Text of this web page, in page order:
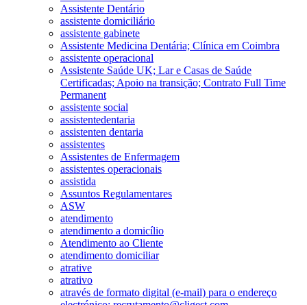
Assistente Dentário
assistente domiciliário
assistente gabinete
Assistente Medicina Dentária; Clínica em Coimbra
assistente operacional
Assistente Saúde UK; Lar e Casas de Saúde
Certificadas; Apoio na transição; Contrato Full Time
Permanent
assistente social
assistentedentaria
assistenten dentaria
assistentes
Assistentes de Enfermagem
assistentes operacionais
assistida
Assuntos Regulamentares
ASW
atendimento
atendimento a domicílio
Atendimento ao Cliente
atendimento domiciliar
atrative
atrativo
através de formato digital (e-mail) para o endereço